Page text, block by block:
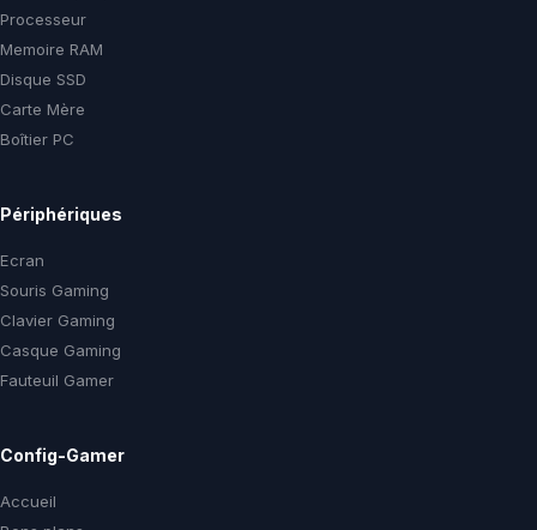
Processeur
Memoire RAM
Disque SSD
Carte Mère
Boîtier PC
Périphériques
Ecran
Souris Gaming
Clavier Gaming
Casque Gaming
Fauteuil Gamer
Config-Gamer
Accueil